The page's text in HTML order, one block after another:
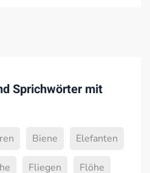
Sprichwörter mit
Biene Elefanten
Fliegen Flöhe